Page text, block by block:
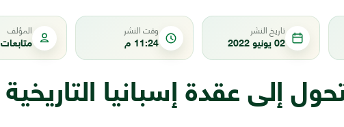
تاريخ النشر
02 يونيو 2022
وقت النشر
11:24 م
المؤلف
متابعات
إلى عقدة إسبانيا التاريخية